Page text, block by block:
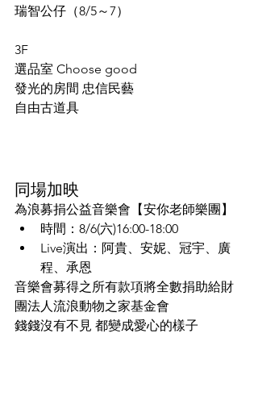
瑞智公仔（8/5～7）
3F
選品室 Choose good
發光的房間 忠信民藝
自由古道具
同場加映
為浪募捐公益音樂會【安你老師樂團】
時間：8/6(六)16:00-18:00
Live演出：阿貴、安妮、冠宇、廣
程、承恩
音樂會募得之所有款項將全數捐助給財
團法人流浪動物之家基金會
錢錢沒有不見 都變成愛心的樣子